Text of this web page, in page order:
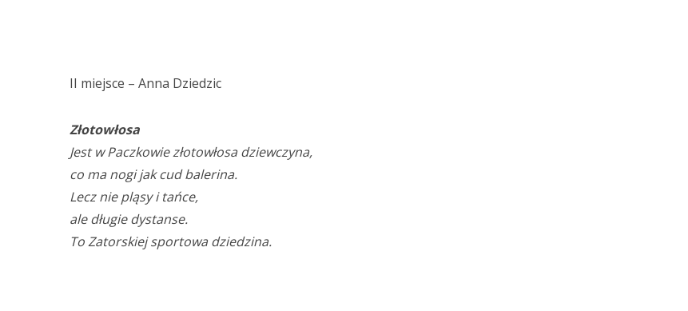
II miejsce – Anna Dziedzic
Złotowłosa
Jest w Paczkowie złotowłosa dziewczyna,
co ma nogi jak cud balerina.
Lecz nie pląsy i tańce,
ale długie dystanse.
To Zatorskiej sportowa dziedzina.